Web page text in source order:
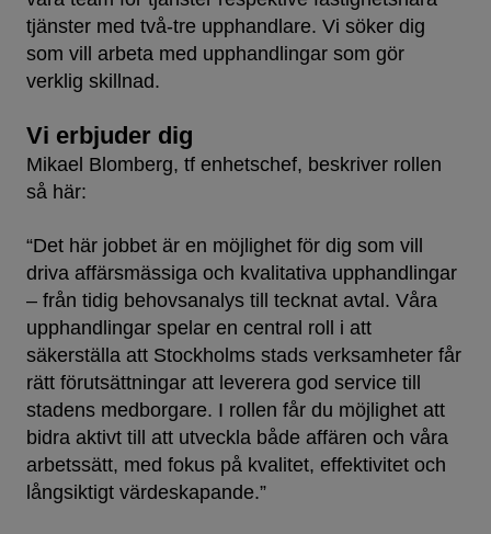
tjänster med två-tre upphandlare. Vi söker dig
som vill arbeta med upphandlingar som gör
verklig skillnad.
Vi erbjuder dig
Mikael Blomberg, tf enhetschef, beskriver rollen
så här:
“Det här jobbet är en möjlighet för dig som vill
driva affärsmässiga och kvalitativa upphandlingar
– från tidig behovsanalys till tecknat avtal. Våra
upphandlingar spelar en central roll i att
säkerställa att Stockholms stads verksamheter får
rätt förutsättningar att leverera god service till
stadens medborgare. I rollen får du möjlighet att
bidra aktivt till att utveckla både affären och våra
arbetssätt, med fokus på kvalitet, effektivitet och
långsiktigt värdeskapande.”